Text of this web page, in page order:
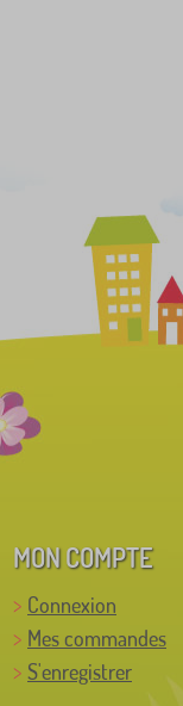
MON COMPTE
Connexion
Mes commandes
S'enregistrer